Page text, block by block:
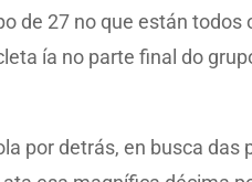
de 27 no que están todos
ía no parte final do
por detrás, en busca das